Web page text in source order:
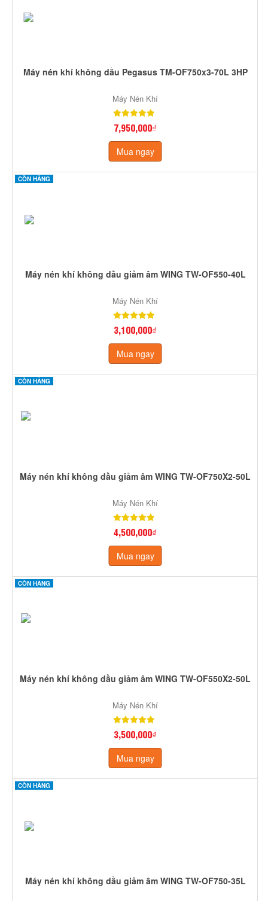
Máy nén khí không dầu Pegasus TM-OF750x3-70L 3HP
Máy Nén Khí
7,950,000₫
Mua ngay
CÒN HÀNG
Máy nén khí không dầu giảm âm WING TW-OF550-40L
Máy Nén Khí
3,100,000₫
Mua ngay
CÒN HÀNG
Máy nén khí không dầu giảm âm WING TW-OF750X2-50L
Máy Nén Khí
4,500,000₫
Mua ngay
CÒN HÀNG
Máy nén khí không dầu giảm âm WING TW-OF550X2-50L
Máy Nén Khí
3,500,000₫
Mua ngay
CÒN HÀNG
Máy nén khí không dầu giảm âm WING TW-OF750-35L